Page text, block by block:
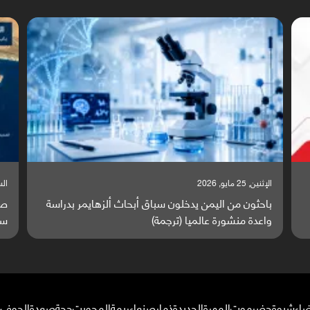
السبت, 23 مايو, 2026
صراع دولي يتصاعد قرب اليمن والبحر الأحمر يتحول إلى
ساحة مواجهة عالمية (ترجمة)